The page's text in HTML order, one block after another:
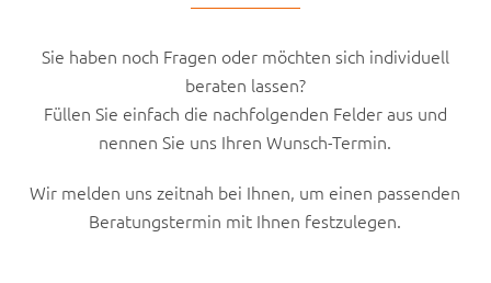
Sie haben noch Fragen oder möchten sich individuell
beraten lassen?
Füllen Sie einfach die nachfolgenden Felder aus und
nennen Sie uns Ihren Wunsch-Termin.
Wir melden uns zeitnah bei Ihnen, um einen passenden
Beratungstermin mit Ihnen festzulegen.